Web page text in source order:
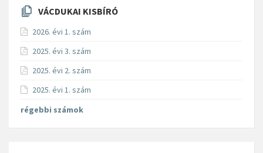
VÁCDUKAI KISBÍRÓ
2026. évi 1. szám
2025. évi 3. szám
2025. évi 2. szám
2025. évi 1. szám
régebbi számok